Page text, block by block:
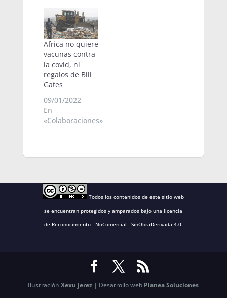
Africa no quiere
vacunas contra
la covid, ni
regalos de Bill
Gates
09/01/2022
En
«Colaboraciones»
Todos los contenidos de este sitio web
se encuentran protegidos y amparados bajo unalicencia
de Reconocimiento - NoComercial - SinObraDerivada 4.0.
IlustraciónXexu Jerez | Desarrollo web Planea Soluciones